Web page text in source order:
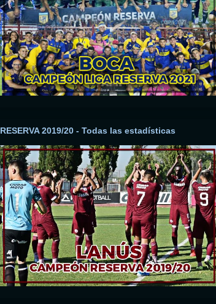
RESERVA 2019/20 - Todas las estadísticas